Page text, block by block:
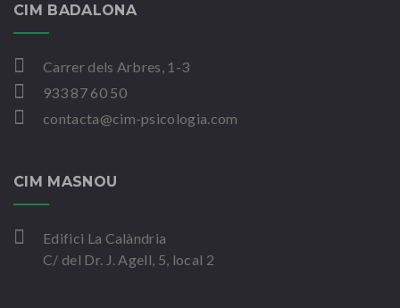
CIM BADALONA
Carrer dels Arbres, 1-3
933 87 60 50
contacta@cim-psicologia.com
CIM MASNOU
Edifici La Calàndria
C/ del Dr. J. Agell, 5, local 2